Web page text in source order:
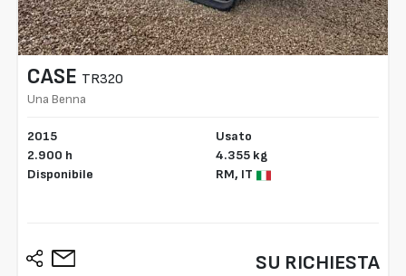
CASE TR320
Una Benna
2015
2.900 h
Disponibile
Usato
4.355 kg
RM, IT
SU RICHIESTA